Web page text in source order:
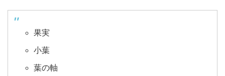
果実
小葉
葉の軸